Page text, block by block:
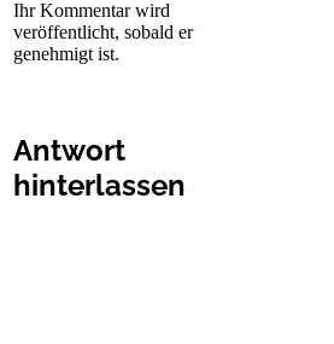
Ihr Kommentar wird
veröffentlicht, sobald er
genehmigt ist.
Antwort
hinterlassen